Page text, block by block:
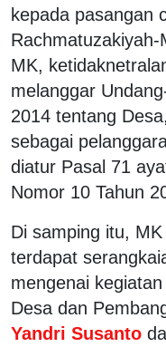
kepada pasangan
MK,
melanggar
2014 tentang
sebagai
diatur Pasal 71
Nomor 10 Tahun
Di samping itu,
terdapat
mengenai
Desa dan
Yandri Susanto